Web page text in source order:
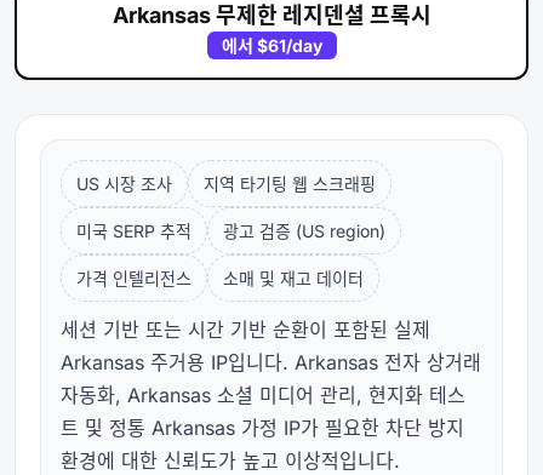
Arkansas 무제한 레지덴셜 프록시
에서 $61/day
US 시장 조사 지역 타기팅 웹 스크래핑
미국 SERP 추적 광고 검증 (US region)
가격 인텔리전스 소매 및 재고 데이터
세션 기반 또는 시간 기반 순환이 포함된 실제
Arkansas 주거용 IP입니다. Arkansas 전자 상거래
자동화, Arkansas 소셜 미디어 관리, 현지화 테스
트 및 정통 Arkansas 가정 IP가 필요한 차단 방지
환경에 대한 신뢰도가 높고 이상적입니다.